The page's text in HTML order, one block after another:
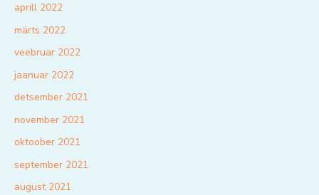
aprill 2022
märts 2022
veebruar 2022
jaanuar 2022
detsember 2021
november 2021
oktoober 2021
september 2021
august 2021